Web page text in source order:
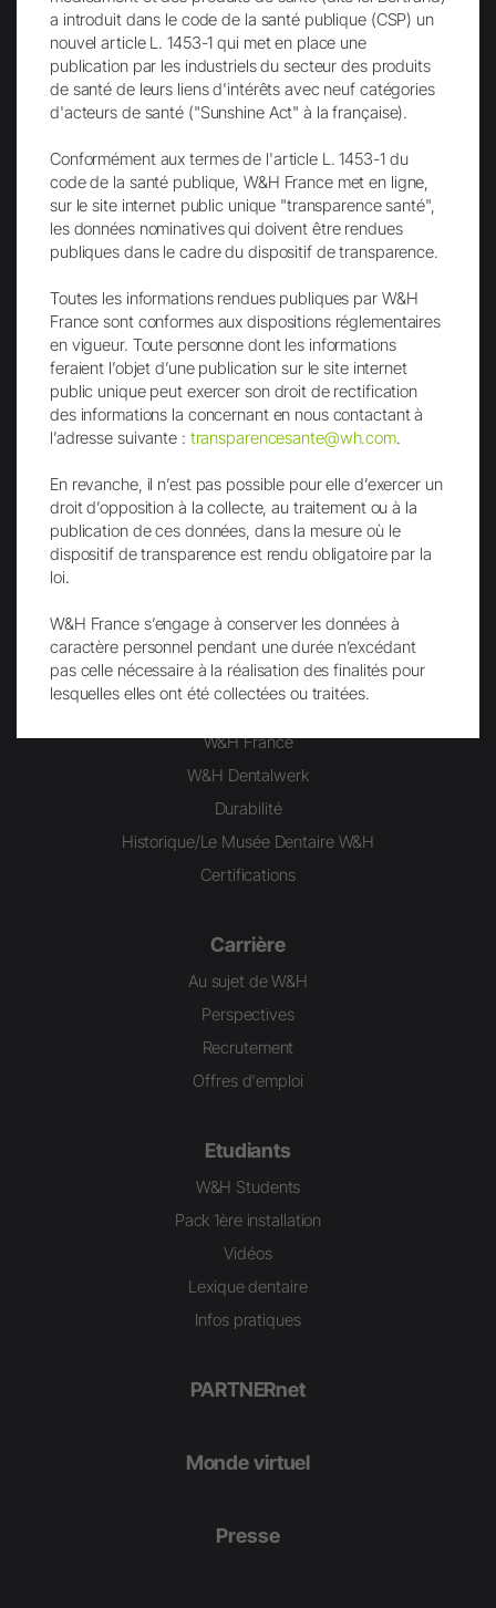
Envoi
Facebook LinkedIn
Instagram TikTok
YouTube
Le groupe W&H
W&H France
W&H Dentalwerk
Durabilité
Historique/Le Musée Dentaire W&H
Certifications
Carrière
Au sujet de W&H
Perspectives
Recrutement
Offres d'emploi
Etudiants
W&H Students
Pack 1ère installation
Vidéos
Lexique dentaire
Infos pratiques
PARTNERnet
Monde virtuel
Presse
a introduit dans le code de la santé publique (CSP) un
nouvel article L. 1453-1 qui met en place une
publication par les industriels du secteur des produits
de santé de leurs liens d'intérêts avec neuf catégories
d'acteurs de santé ("Sunshine Act" à la française).
Conformément aux termes de l'article L. 1453-1 du
code de la santé publique, W&H France met en ligne,
sur le site internet public unique "transparence santé",
les données nominatives qui doivent être rendues
publiques dans le cadre du dispositif de transparence.
Toutes les informations rendues publiques par W&H
France sont conformes aux dispositions réglementaires
en vigueur. Toute personne dont les informations
feraient l’objet d’une publication sur le site internet
public unique peut exercer son droit de rectification
des informations la concernant en nous contactant à
l’adresse suivante : transparencesante@wh.com.
En revanche, il n’est pas possible pour elle d’exercer un
droit d’opposition à la collecte, au traitement ou à la
publication de ces données, dans la mesure où le
dispositif de transparence est rendu obligatoire par la
loi.
W&H France s’engage à conserver les données à
caractère personnel pendant une durée n’excédant
pas celle nécessaire à la réalisation des finalités pour
lesquelles elles ont été collectées ou traitées.